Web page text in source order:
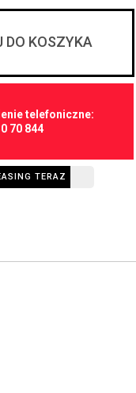
DO KOSZYKA
telefoniczne:
70 844
TERAZ